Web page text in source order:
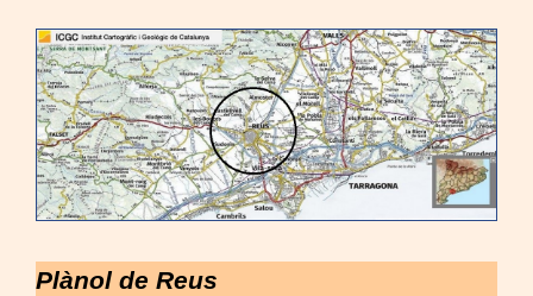
Plànol de Reus